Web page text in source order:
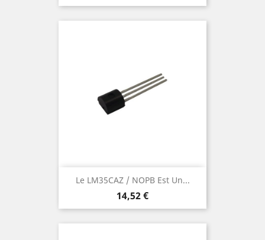
Le LM35CAZ / NOPB Est Un...
Prix
14,52 €